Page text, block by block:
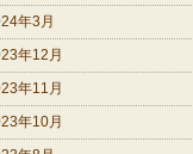
年3月
年12月
年11月
年10月